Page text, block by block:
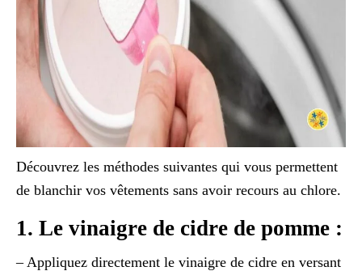
Découvrez les méthodes suivantes qui vous permettent
de blanchir vos vêtements sans avoir recours au chlore.
1. Le vinaigre de cidre de pomme :
– Appliquez directement le vinaigre de cidre en versant